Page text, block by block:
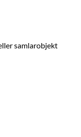
samlarobjekt